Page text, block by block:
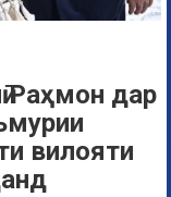
Раҳмон дар
вилояти